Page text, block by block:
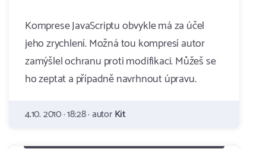
Komprese JavaScriptu obvykle má za účel
jeho zrychlení. Možná tou kompresí autor
zamýšlel ochranu proti modifikaci. Můžeš se
ho zeptat a případně navrhnout úpravu.
4.10. 2010 · 18:28 · autorKit